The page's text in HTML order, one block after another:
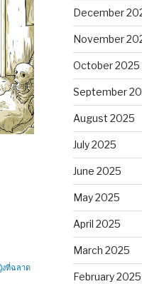
งที่ฉลาด
December
November
October 2025
September
August 2025
July 2025
June 2025
May 2025
April 2025
March 2025
February 2025